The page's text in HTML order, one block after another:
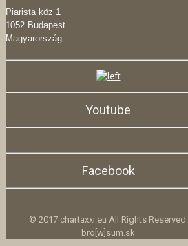
Piarista köz 1
1052 Budapest
Magyarország
Youtube
Facebook
© 2017 chartaxxi.eu All Rights Reserved.
bro[w]sum.sk